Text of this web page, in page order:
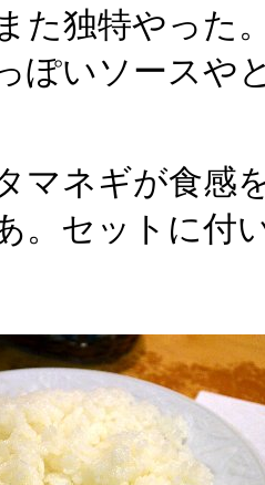
た独特やった
ぽいソースや
マネギが食感
。セットに付